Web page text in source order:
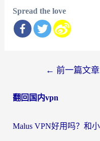
Spread the love
导
← 前一篇文章
翻回国内vpn